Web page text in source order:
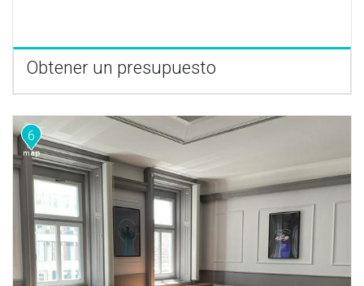
Obtener un presupuesto
6